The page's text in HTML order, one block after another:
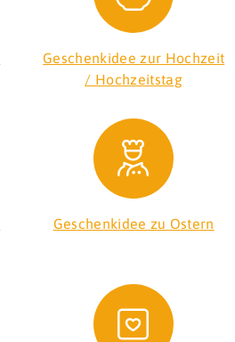
Geschenkidee zur Hochzeit
/ Hochzeitstag
Geschenkidee zu Ostern